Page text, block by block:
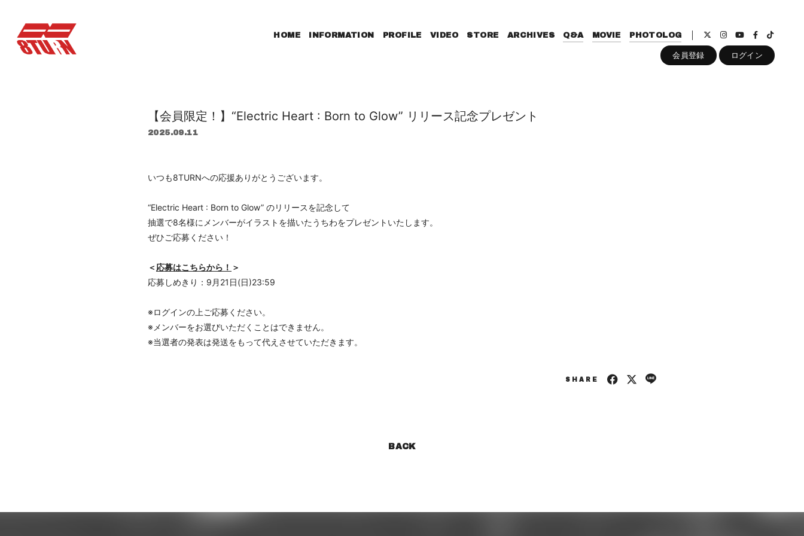
HOME INFORMATION PROFILE VIDEO STORE ARCHIVES Q&A MOVIE PHOTOLOG
会員登録 ログイン
【会員限定！】“Electric Heart : Born to Glow” リリース記念プレゼント
2025.09.11
いつも8TURNへの応援ありがとうございます。
“Electric Heart : Born to Glow” のリリースを記念して
抽選で8名様にメンバーがイラストを描いたうちわをプレゼントいたします。
ぜひご応募ください！
＜ 応募はこちらから！ ＞
応募しめきり：9月21日(日)23:59
※ログインの上ご応募ください。
※メンバーをお選びいただくことはできません。
※当選者の発表は発送をもって代えさせていただきます。
SHARE
BACK